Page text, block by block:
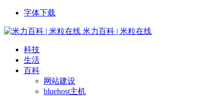
字体下载
米力百科 | 米粒在线
科技
生活
百科
网站建设
bluehost主机